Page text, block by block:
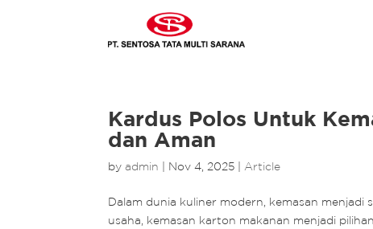
Kardus Polos Untuk
dan Aman
byadmin Nov 4, 2025 Article
Dalam dunia kuliner modern, kemasan menjadi
usaha, kemasan karton makanan menjadi